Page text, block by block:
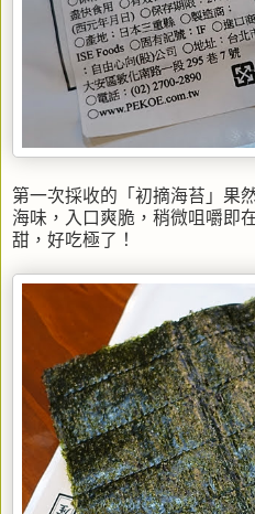
第一次採收的「初摘海苔」果
海味，入口爽脆，稍微咀嚼即
甜，好吃極了！